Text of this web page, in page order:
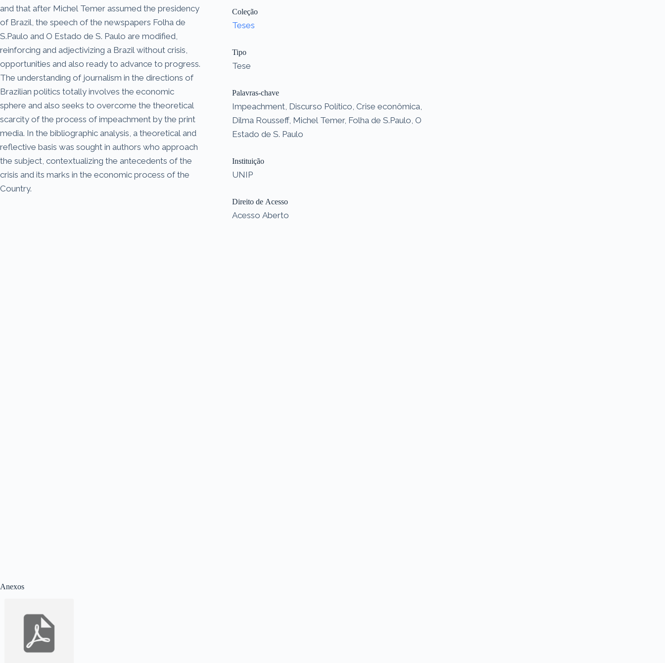
Anexos
and that after Michel Temer assumed the presidency
of Brazil, the speech of the newspapers Folha de
S.Paulo and O Estado de S. Paulo are modified,
reinforcing and adjectivizing a Brazil without crisis,
opportunities and also ready to advance to progress.
The understanding of journalism in the directions of
Brazilian politics totally involves the economic
sphere and also seeks to overcome the theoretical
scarcity of the process of impeachment by the print
media. In the bibliographic analysis, a theoretical and
reflective basis was sought in authors who approach
the subject, contextualizing the antecedents of the
crisis and its marks in the economic process of the
Country.
Coleção
Teses
Tipo
Tese
Palavras-chave
Impeachment, Discurso Político, Crise econômica,
Dilma Rousseff, Michel Temer, Folha de S.Paulo, O
Estado de S. Paulo
Instituição
UNIP
Direito de Acesso
Acesso Aberto